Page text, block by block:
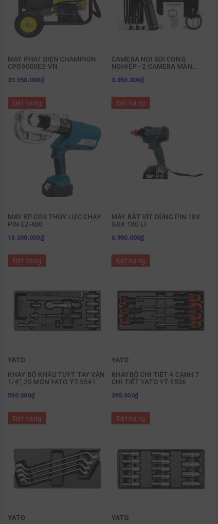
MÁY PHÁT ĐIỆN CHAMPION
CPG9000E2-VN
39.950.000₫
Đặt hàng
CAMERA NỘI SOI CÔNG
NGHIỆP - 2 CAMERA MÀN
3.850.000₫
Đặt hàng
MÁY ÉP COS THỦY LỰC CHẠY
PIN EZ-400
18.500.000₫
Đặt hàng
MÁY BẮT VÍT DÙNG PIN 18V
GDX 180 LI
6.900.000₫
Đặt hàng
YATO
KHAY BỘ KHẨU TUÝT TAY VẶN
1/4'', 25 MÓN YATO YT-5541
590.000₫
Đặt hàng
YATO
KHAYBỘ CHI TIẾT 4 CẠNH 7
CHI TIẾT YATO YT-5536
395.000₫
Đặt hàng
YATO
YATO